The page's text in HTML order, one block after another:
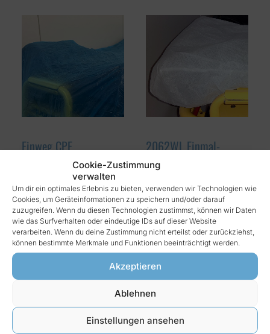
Cookie-Zustimmung
verwalten
Um dir ein optimales Erlebnis zu bieten, verwenden wir Technologien wie
Cookies, um Geräteinformationen zu speichern und/oder darauf
zuzugreifen. Wenn du diesen Technologien zustimmst, können wir Daten
wie das Surfverhalten oder eindeutige IDs auf dieser Website
verarbeiten. Wenn du deine Zustimmung nicht erteilst oder zurückziehst,
können bestimmte Merkmale und Funktionen beeinträchtigt werden.
Akzeptieren
Ablehnen
Einstellungen ansehen
Einweg CPE
Matratzenschutzbezug
RTBCE – Mat
Einweg - CPE-
Matratzenschutzbezug
mit Gummi
(Spannbettbezug) Aus
2062WL Einmal-
Kissen-Bezüge
Medizinische Einmal-
Kissen-Bezüge
laminiert weiß Dieser
Überzug dient zum…